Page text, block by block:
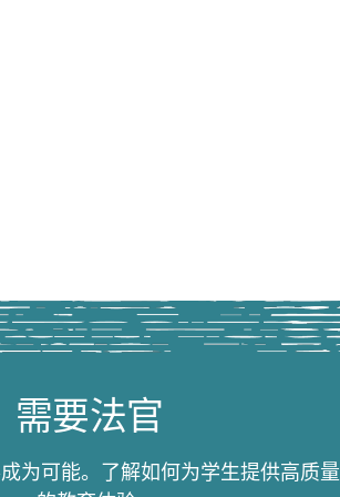
需要法官
为可能。了解如何为学生提供高质量